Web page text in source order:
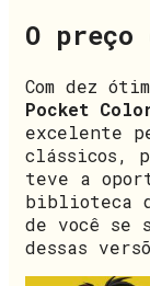
O
Com dez
Pocket
excelente
clássicos,
teve a
biblioteca
de você se
dessas